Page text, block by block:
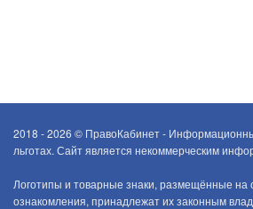
2018 - 2026 © ПравоКабинет -
льготах. Сайт является некоммерческим
Логотипы и товарные знаки, размещённые на
ознакомления, принадлежат их законным